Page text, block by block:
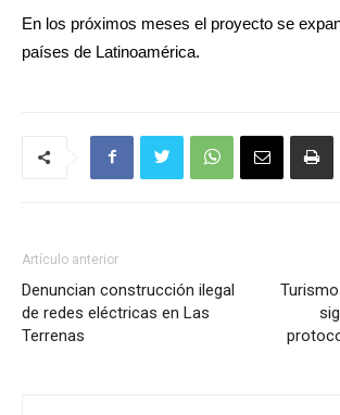
En los próximos meses el proyecto se
países de Latinoamérica.
Artículo anterior
Denuncian construcción ilegal
de redes eléctricas en Las
Terrenas